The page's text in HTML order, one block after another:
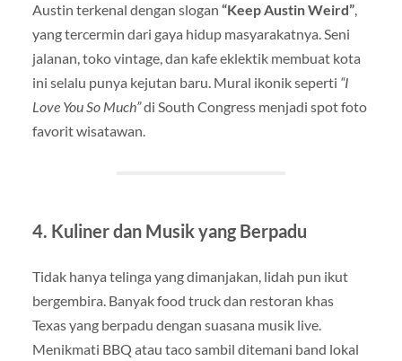
Austin terkenal dengan slogan “Keep Austin Weird”,
yang tercermin dari gaya hidup masyarakatnya. Seni
jalanan, toko vintage, dan kafe eklektik membuat kota
ini selalu punya kejutan baru. Mural ikonik seperti “I
Love You So Much”di South Congress menjadi spot foto
favorit wisatawan.
4. Kuliner dan Musik yang Berpadu
Tidak hanya telinga yang dimanjakan, lidah pun ikut
bergembira. Banyak food truck dan restoran khas
Texas yang berpadu dengan suasana musik live.
Menikmati BBQ atau taco sambil ditemani band lokal